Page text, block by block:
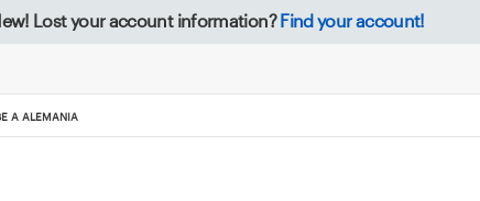
Lost your account information? Find your account!
A ALEMANIA